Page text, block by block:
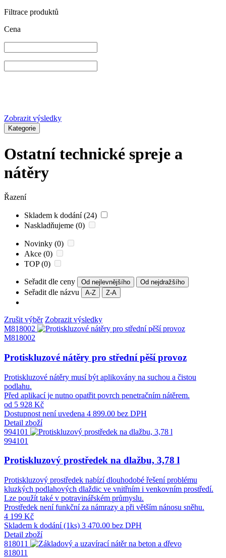
Filtrace produktů
Cena
Zobrazit výsledky
Kategorie
Ostatní technické spreje a
nátěry
Řazení
Skladem k dodání (24)
Naskladňujeme (0)
Novinky (0)
Akce (0)
TOP (0)
Seřadit dle ceny Od nejlevnějšího Od nejdražšího
Seřadit dle názvu A-Z Z-A
Zrušit výběr Zobrazit výsledky
M818002
M818002
Protiskluzové nátěry pro střední pěší provoz
Protiskluzové nátěry musí být aplikovány na suchou a čistou
podlahu.
Před aplikací je nutno opatřit povrch penetračním nátěrem.
od 5 928 Kč
Dostupnost není uvedena 4 899.00 bez DPH
Detail zboží
994101
994101
Protiskluzový prostředek na dlažbu, 3,78 l
Protiskluzový prostředek nabízí dlouhodobé řešení problému
kluzkých podlahových dlaždic ve vnitřním i venkovním prostředí.
Lze použít také v potravinářském průmyslu.
Prostředek není funkční za námrazy a při větším nánosu sněhu.
4 199 Kč
Skladem k dodání (1ks) 3 470.00 bez DPH
Detail zboží
818011
818011